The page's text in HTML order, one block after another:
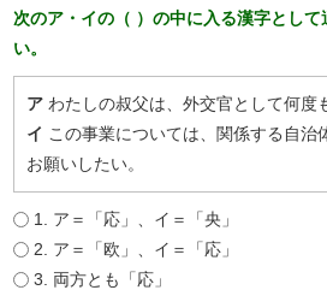
次のア・イの（ ）の中に入る漢字とし
い。
ア わたしの叔父は、外交官として何度
イ この事業については、関係する自
お願いしたい。
1. ア＝「応」、イ＝「央」
2. ア＝「欧」、イ＝「応」
3. 両方とも「応」